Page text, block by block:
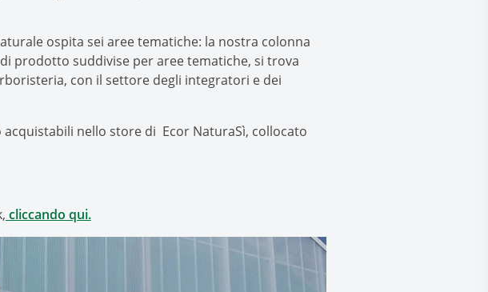
ospita sei aree tematiche: la nostra colonna
prodotto suddivise per aree tematiche, si trova
con il settore degli integratori e dei
nello store di Ecor NaturaSì, collocato
cliccando qui.